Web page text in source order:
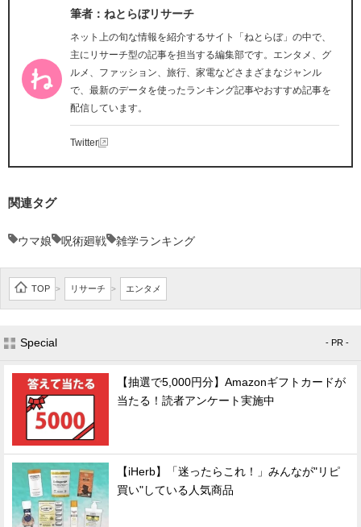
筆者：ねとらぼリサーチ
ネット上の旬な情報を紹介するサイト「ねとらぼ」の中で、
主にリサーチ型の記事を担当する編集部です。エンタメ、グ
ルメ、ファッション、旅行、家電などさまざまなジャンル
で、最新のデータを使ったランキング記事やおすすめ記事を
配信しています。
Twitter
関連タグ
ウマ娘 呪術廻戦 雑学ランキング
TOP > リサーチ > エンタメ
Special - PR -
【抽選で5,000円分】Amazonギフトカードが
当たる！読者アンケート実施中
【iHerb】「迷ったらこれ！」みんなが"リピ
買い"している人気商品